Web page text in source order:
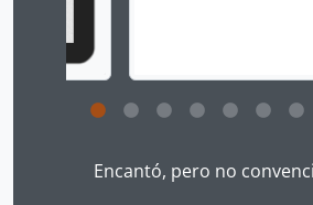
Encantó, pero no